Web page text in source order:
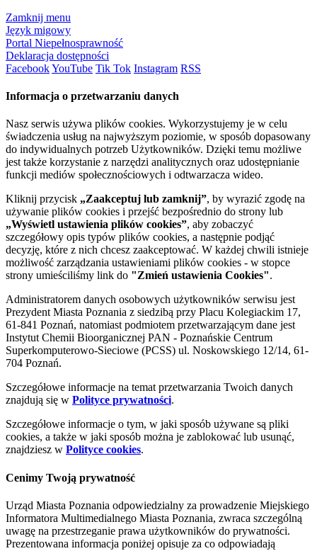
Zamknij menu
Język migowy
Portal Niepełnosprawność
Deklaracja dostępności
FacebookYouTube Tik Tok Instagram RSS
Informacja o przetwarzaniu danych
Nasz serwis używa plików cookies. Wykorzystujemy je w celu
świadczenia usług na najwyższym poziomie, w sposób dopasowany
do indywidualnych potrzeb Użytkowników. Dzięki temu możliwe
jest także korzystanie z narzędzi analitycznych oraz udostępnianie
funkcji mediów społecznościowych i odtwarzacza wideo.
Kliknij przycisk „Zaakceptuj lub zamknij”, by wyrazić zgodę na
używanie plików cookies i przejść bezpośrednio do strony lub
„Wyświetl ustawienia plików cookies”, aby zobaczyć
szczegółowy opis typów plików cookies, a następnie podjąć
decyzję, które z nich chcesz zaakceptować. W każdej chwili istnieje
możliwość zarządzania ustawieniami plików cookies - w stopce
strony umieściliśmy link do "Zmień ustawienia Cookies".
Administratorem danych osobowych użytkowników serwisu jest
Prezydent Miasta Poznania z siedzibą przy Placu Kolegiackim 17,
61-841 Poznań, natomiast podmiotem przetwarzającym dane jest
Instytut Chemii Bioorganicznej PAN - Poznańskie Centrum
Superkomputerowo-Sieciowe (PCSS) ul. Noskowskiego 12/14, 61-
704 Poznań.
Szczegółowe informacje na temat przetwarzania Twoich danych
znajdują się w Polityce prywatności.
Szczegółowe informacje o tym, w jaki sposób używane są pliki
cookies, a także w jaki sposób można je zablokować lub usunąć,
znajdziesz w Polityce cookies.
Cenimy Twoją prywatność
Urząd Miasta Poznania odpowiedzialny za prowadzenie Miejskiego
Informatora Multimedialnego Miasta Poznania, zwraca szczególną
uwagę na przestrzeganie prawa użytkowników do prywatności.
Prezentowana informacja poniżej opisuje za co odpowiadają